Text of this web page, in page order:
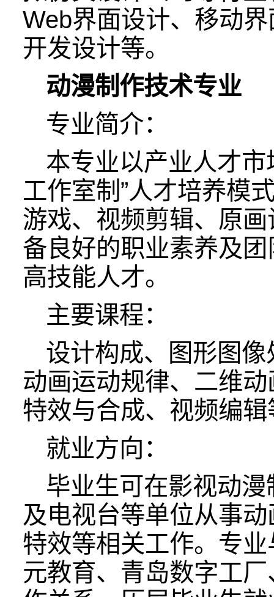
Web界面设计、移动
开发设计等。
动漫制作技术专业
专业简介：
本专业以产业人才
工作室制”人才培养模
游戏、视频剪辑、原
备良好的职业素养及
高技能人才。
主要课程：
设计构成、图形图
动画运动规律、二维
特效与合成、视频编辑
就业方向：
毕业生可在影视动
及电视台等单位从事
特效等相关工作。专
元教育、青岛数字工